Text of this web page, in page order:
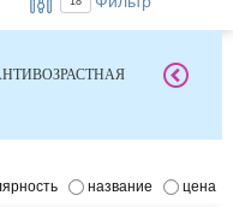
название цена